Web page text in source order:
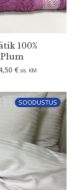
€
100%
€Hinnavahemik:
sis. KM
SOODUSTUS